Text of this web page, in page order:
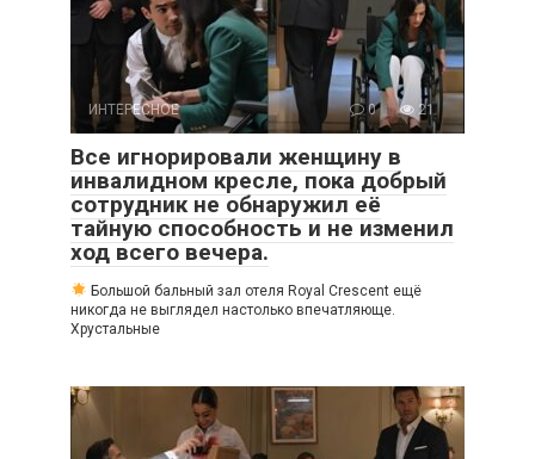
ИНТЕРЕСНОЕ 0 21
Все игнорировали женщину в
инвалидном кресле, пока добрый
сотрудник не обнаружил её
тайную способность и не изменил
ход всего вечера.
Большой бальный зал отеля Royal Crescent ещё
никогда не выглядел настолько впечатляюще.
Хрустальные